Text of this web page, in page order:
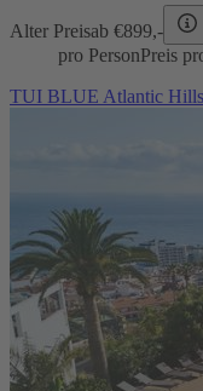
Alter Preisab €899,-
pro PersonPreis
TUI BLUE Atlantic